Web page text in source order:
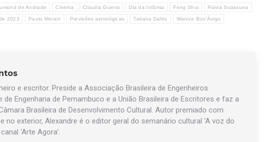
de Andrade Cinema Cláudia Guerra Dia da Infâmia Feng Shui Flávia Suassuna
2023 Paulo Morani Previsões astrológicas Tatiana Daltro Wanice Bon’Ávigo
e escritor. Preside a Associação Brasileira de Engenheiros
de Engenharia de Pernambuco e a União Brasileira de Escritores e faz a
Brasileira de Desenvolvimento Cultural. Autor premiado com
no exterior, Alexandre é o editor geral do semanário cultural ‘A voz do
‘Arte Agora’.